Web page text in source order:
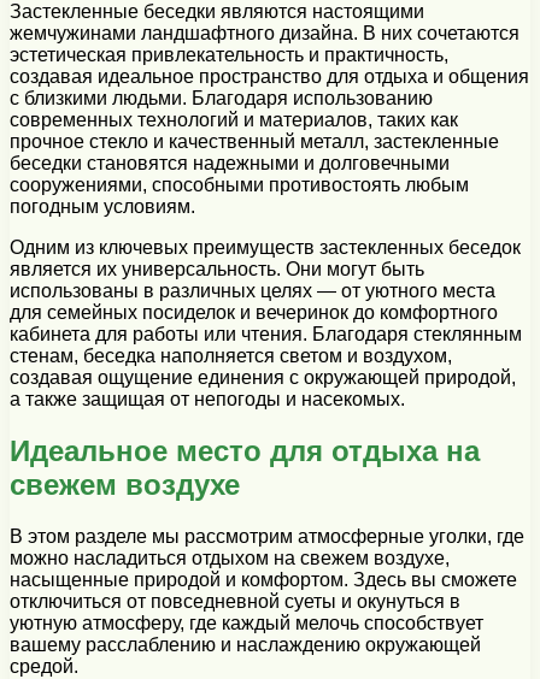
Застекленные беседки являются настоящими
жемчужинами ландшафтного дизайна. В них сочетаются
эстетическая привлекательность и практичность,
создавая идеальное пространство для отдыха и общения
с близкими людьми. Благодаря использованию
современных технологий и материалов, таких как
прочное стекло и качественный металл, застекленные
беседки становятся надежными и долговечными
сооружениями, способными противостоять любым
погодным условиям.
Одним из ключевых преимуществ застекленных беседок
является их универсальность. Они могут быть
использованы в различных целях — от уютного места
для семейных посиделок и вечеринок до комфортного
кабинета для работы или чтения. Благодаря стеклянным
стенам, беседка наполняется светом и воздухом,
создавая ощущение единения с окружающей природой,
а также защищая от непогоды и насекомых.
Идеальное место для отдыха на
свежем воздухе
В этом разделе мы рассмотрим атмосферные уголки, где
можно насладиться отдыхом на свежем воздухе,
насыщенные природой и комфортом. Здесь вы сможете
отключиться от повседневной суеты и окунуться в
уютную атмосферу, где каждый мелочь способствует
вашему расслаблению и наслаждению окружающей
средой.